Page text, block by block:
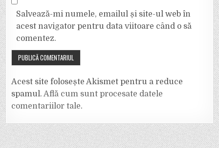
Salvează-mi numele, emailul și site-ul web în
acest navigator pentru data viitoare când o să
comentez.
Acest site folosește Akismet pentru a reduce
spamul.Află cum sunt procesate datele
comentariilor tale.